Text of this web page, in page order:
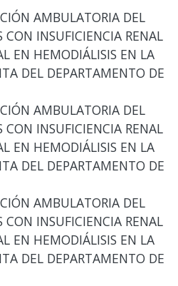
AMBULATORIA DEL
CON INSUFICIENCIA RENAL
EN HEMODIÁLISIS EN LA
DEL DEPARTAMENTO DE
AMBULATORIA DEL
CON INSUFICIENCIA RENAL
EN HEMODIÁLISIS EN LA
DEL DEPARTAMENTO DE
AMBULATORIA DEL
CON INSUFICIENCIA RENAL
EN HEMODIÁLISIS EN LA
DEL DEPARTAMENTO DE